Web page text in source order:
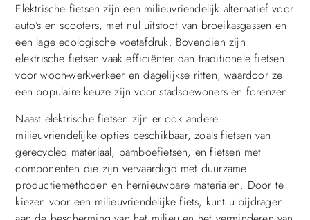
Elektrische fietsen zijn een milieuvriendelijk alternatief voor
auto’s en scooters, met nul uitstoot van broeikasgassen en
een lage ecologische voetafdruk. Bovendien zijn
elektrische fietsen vaak efficiënter dan traditionele fietsen
voor woon-werkverkeer en dagelijkse ritten, waardoor ze
een populaire keuze zijn voor stadsbewoners en forenzen.
Naast elektrische fietsen zijn er ook andere
milieuvriendelijke opties beschikbaar, zoals fietsen van
gerecycled materiaal, bamboefietsen, en fietsen met
componenten die zijn vervaardigd met duurzame
productiemethoden en hernieuwbare materialen. Door te
kiezen voor een milieuvriendelijke fiets, kunt u bijdragen